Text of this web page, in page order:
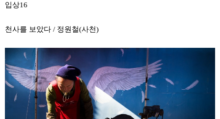
입상16
천사를 보았다 / 정원철(사천)